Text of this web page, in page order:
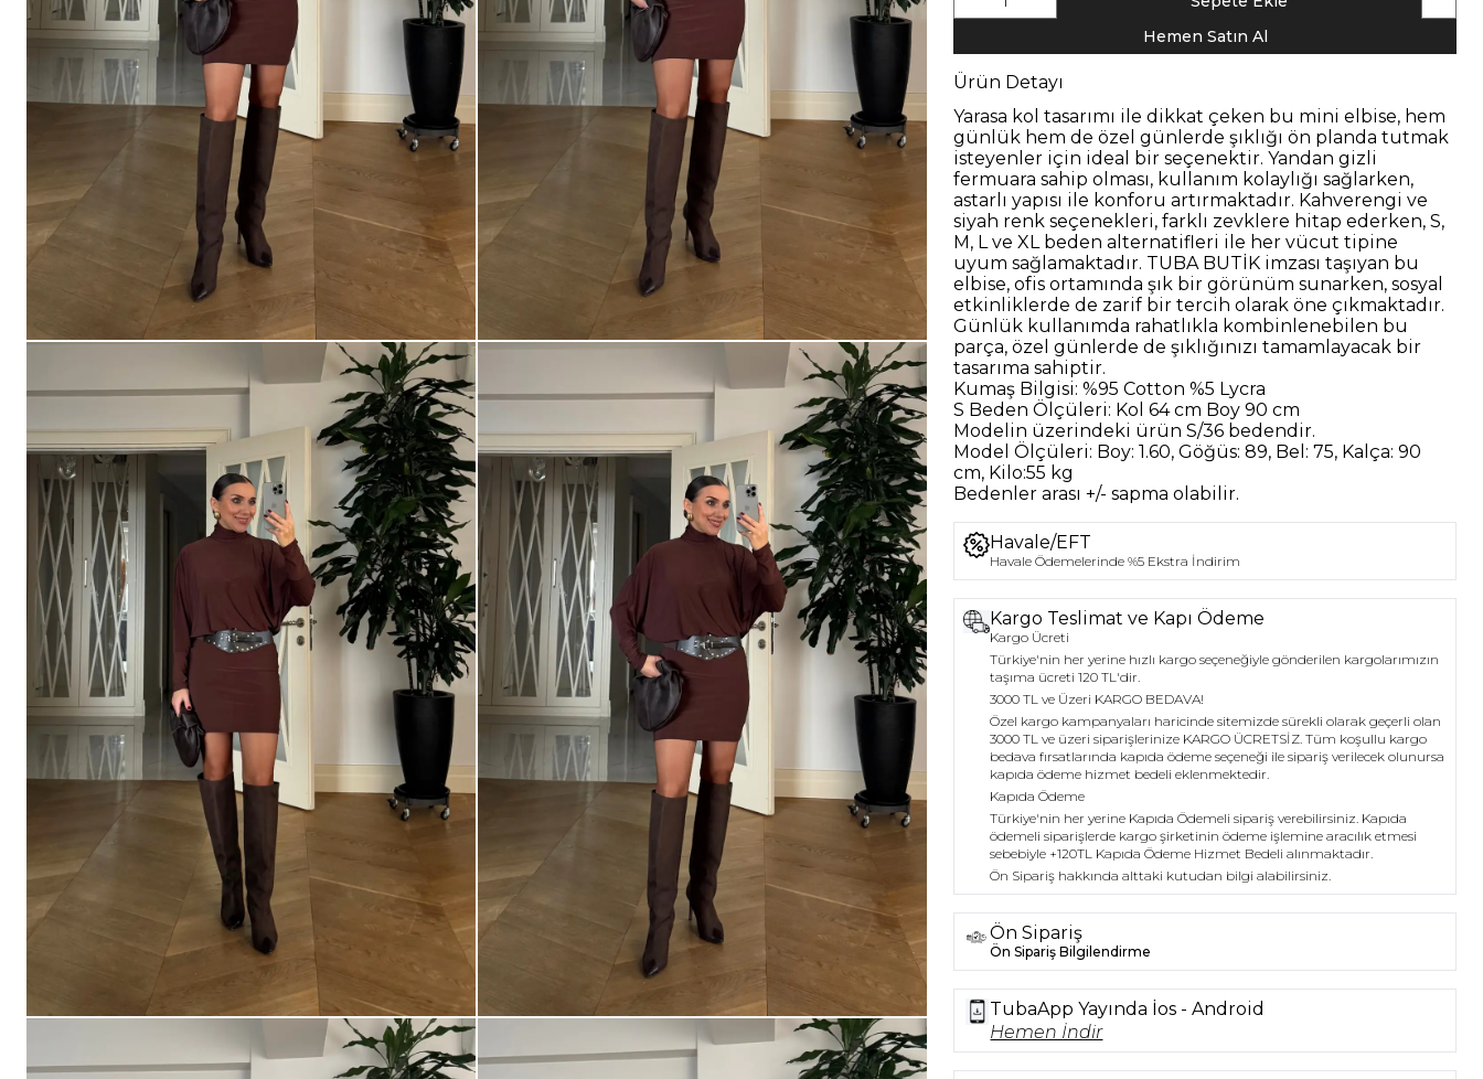
Hemen Satın Al
Ürün Detayı
Yarasa kol tasarımı ile dikkat çeken bu mini elbise, hem
günlük hem de özel günlerde şıklığı ön planda tutmak
isteyenler için ideal bir seçenektir. Yandan gizli
fermuara sahip olması, kullanım kolaylığı sağlarken,
astarlı yapısı ile konforu artırmaktadır. Kahverengi ve
siyah renk seçenekleri, farklı zevklere hitap ederken, S,
M, L ve XL beden alternatifleri ile her vücut tipine
uyum sağlamaktadır. TUBA BUTİK imzası taşıyan bu
elbise, ofis ortamında şık bir görünüm sunarken, sosyal
etkinliklerde de zarif bir tercih olarak öne çıkmaktadır.
Günlük kullanımda rahatlıkla kombinlenebilen bu
parça, özel günlerde de şıklığınızı tamamlayacak bir
tasarıma sahiptir.
Kumaş Bilgisi:%95 Cotton %5 Lycra
S Beden Ölçüleri: Kol 64 cm Boy 90 cm
Modelin üzerindeki ürünS/36 bedendir.
Model Ölçüleri: Boy: 1.60, Göğüs: 89, Bel: 75, Kalça: 90
cm, Kilo:55 kg
Bedenler arası +/- sapma olabilir.
Havale/EFT
Havale Ödemelerinde %5 Ekstra İndirim
Kargo Teslimat ve Kapı Ödeme
Kargo Ücreti
Türkiye'nin her yerine hızlı kargo seçeneğiyle gönderilen kargolarımızın
taşıma ücreti 120 TL'dir.
3000 TL ve Üzeri KARGO BEDAVA!
Özel kargo kampanyaları haricinde sitemizde sürekli olarak geçerli olan
3000 TL ve üzeri siparişlerinize KARGO ÜCRETSİZ. Tüm koşullu kargo
bedava fırsatlarında kapıda ödeme seçeneği ile sipariş verilecek olunursa
kapıda ödeme hizmet bedeli eklenmektedir.
Kapıda Ödeme
Türkiye'nin her yerine Kapıda Ödemeli sipariş verebilirsiniz. Kapıda
ödemeli siparişlerde kargo şirketinin ödeme işlemine aracılık etmesi
sebebiyle +120TL Kapıda Ödeme Hizmet Bedeli alınmaktadır.
Ön Sipariş hakkında alttaki kutudan bilgi alabilirsiniz.
Ön Sipariş
Ön Sipariş Bilgilendirme
TubaApp Yayında İos - Android
Hemen İndir